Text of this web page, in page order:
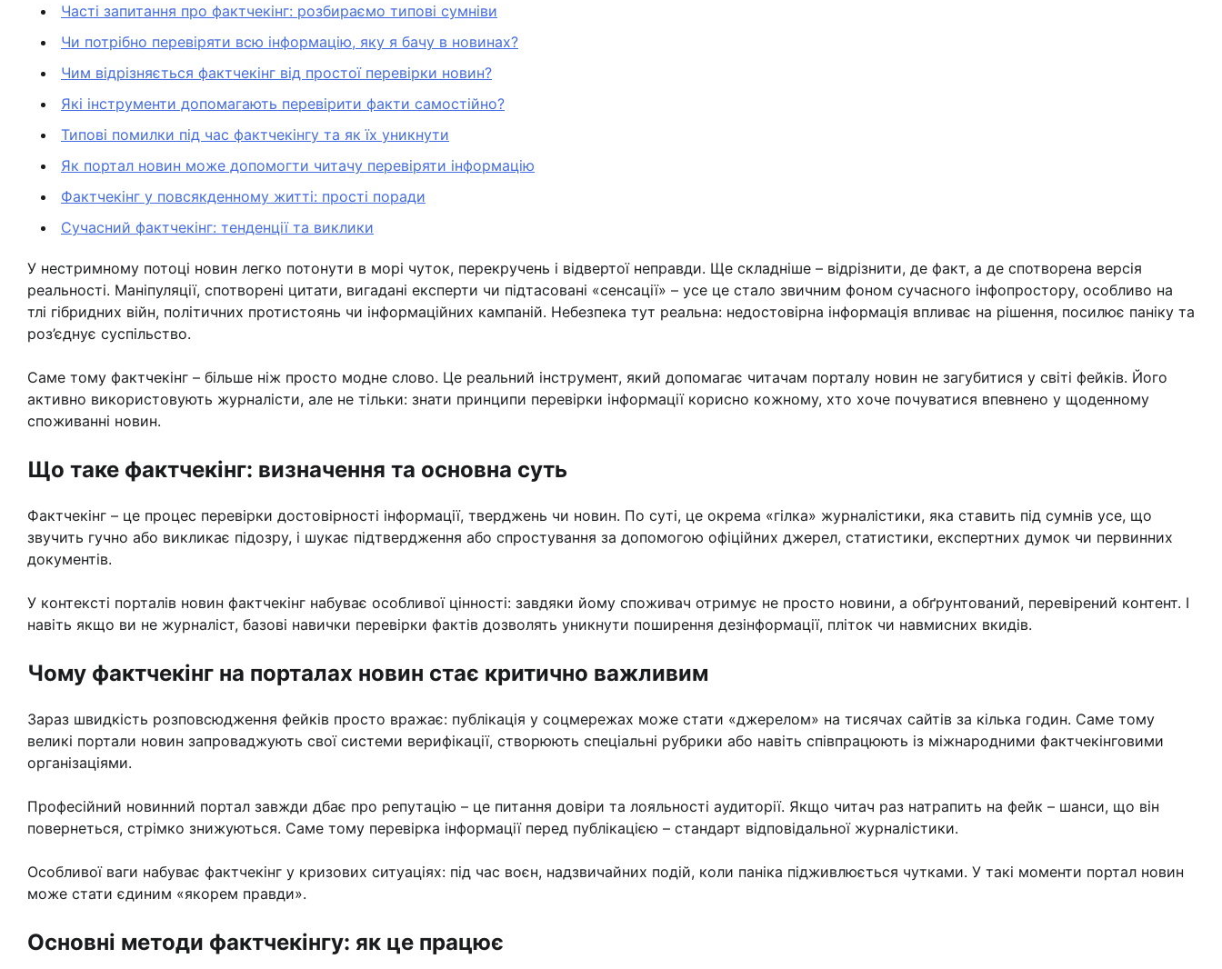
Часті запитання про фактчекінг: розбираємо типові сумніви
Чи потрібно перевіряти всю інформацію, яку я бачу в новинах?
Чим відрізняється фактчекінг від простої перевірки новин?
Які інструменти допомагають перевірити факти самостійно?
Типові помилки під час фактчекінгу та як їх уникнути
Як портал новин може допомогти читачу перевіряти інформацію
Фактчекінг у повсякденному житті: прості поради
Сучасний фактчекінг: тенденції та виклики
У нестримному потоці новин легко потонути в морі чуток, перекручень і відвертої неправди. Ще складніше – відрізнити, де факт, а де спотворена версія
реальності. Маніпуляції, спотворені цитати, вигадані експерти чи підтасовані «сенсації» – усе це стало звичним фоном сучасного інфопростору, особливо на
тлі гібридних війн, політичних протистоянь чи інформаційних кампаній. Небезпека тут реальна: недостовірна інформація впливає на рішення, посилює паніку та
роз’єднує суспільство.
Саме тому фактчекінг – більше ніж просто модне слово. Це реальний інструмент, який допомагає читачам порталу новин не загубитися у світі фейків. Його
активно використовують журналісти, але не тільки: знати принципи перевірки інформації корисно кожному, хто хоче почуватися впевнено у щоденному
споживанні новин.
Що таке фактчекінг: визначення та основна суть
Фактчекінг – це процес перевірки достовірності інформації, тверджень чи новин. По суті, це окрема «гілка» журналістики, яка ставить під сумнів усе, що
звучить гучно або викликає підозру, і шукає підтвердження або спростування за допомогою офіційних джерел, статистики, експертних думок чи первинних
документів.
У контексті порталів новин фактчекінг набуває особливої цінності: завдяки йому споживач отримує не просто новини, а обґрунтований, перевірений контент. І
навіть якщо ви не журналіст, базові навички перевірки фактів дозволять уникнути поширення дезінформації, пліток чи навмисних вкидів.
Чому фактчекінг на порталах новин стає критично важливим
Зараз швидкість розповсюдження фейків просто вражає: публікація у соцмережах може стати «джерелом» на тисячах сайтів за кілька годин. Саме тому
великі портали новин запроваджують свої системи верифікації, створюють спеціальні рубрики або навіть співпрацюють із міжнародними фактчекінговими
організаціями.
Професійний новинний портал завжди дбає про репутацію – це питання довіри та лояльності аудиторії. Якщо читач раз натрапить на фейк – шанси, що він
повернеться, стрімко знижуються. Саме тому перевірка інформації перед публікацією – стандарт відповідальної журналістики.
Особливої ваги набуває фактчекінг у кризових ситуаціях: під час воєн, надзвичайних подій, коли паніка підживлюється чутками. У такі моменти портал новин
може стати єдиним «якорем правди».
Основні методи фактчекінгу: як це працює